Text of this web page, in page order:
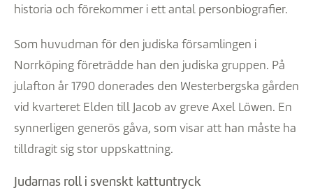
historia och förekommer i ett antal personbiografier.
Som huvudman för den judiska församlingen i
Norrköping företrädde han den judiska gruppen. På
julafton år 1790 donerades den Westerbergska gården
vid kvarteret Elden till Jacob av greve Axel Löwen. En
synnerligen generös gåva, som visar att han måste ha
tilldragit sig stor uppskattning.
Judarnas roll i svenskt kattuntryck